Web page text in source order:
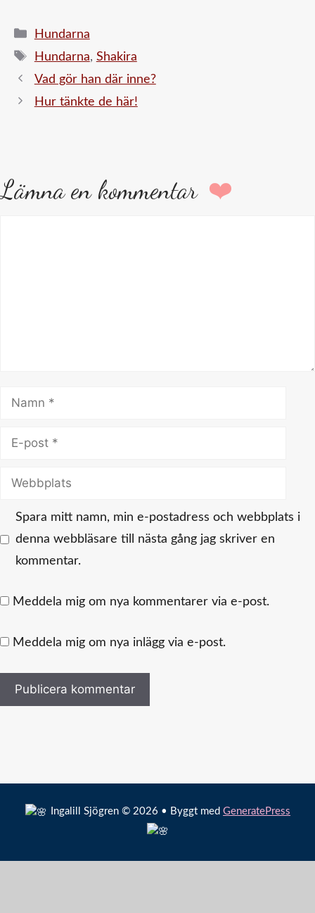
Kategorier
Hundarna
Etiketter
Hundarna, Shakira
Vad gör han där inne?
Hur tänkte de här!
Lämna en kommentar
Namn
Webbplats
Spara mitt namn, min e-postadress och webbplats i
denna webbläsare till nästa gång jag skriver en
kommentar.
Meddela mig om nya kommentarer via e-post.
Meddela mig om nya inlägg via e-post.
Ingalill Sjögren © 2026 • Byggt medGeneratePress